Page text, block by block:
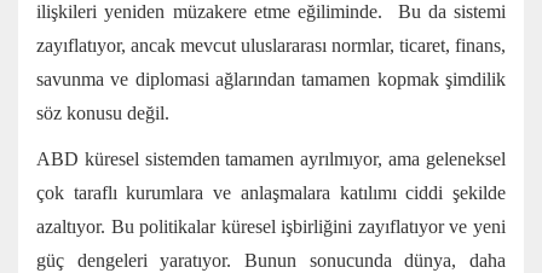
ilişkileri yeniden müzakere etme eğiliminde. Bu da sistemi
zayıflatıyor, ancak mevcut uluslararası normlar, ticaret, finans,
savunma ve diplomasi ağlarından tamamen kopmak şimdilik
söz konusu değil.
ABD küresel sistemden tamamen ayrılmıyor, ama geleneksel
çok taraflı kurumlara ve anlaşmalara katılımı ciddi şekilde
azaltıyor. Bu politikalar küresel işbirliğini zayıflatıyor ve yeni
güç dengeleri yaratıyor. Bunun sonucunda dünya, daha